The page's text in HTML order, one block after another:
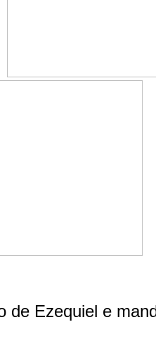
de Ezequiel e